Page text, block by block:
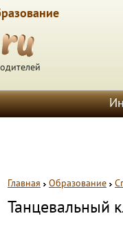
Главная Образование
Танцевальный